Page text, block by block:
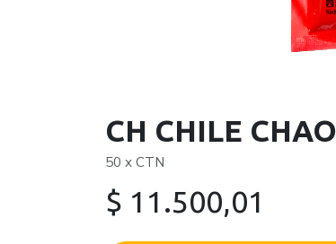
CH CHILE
50 x CTN
$ 11.500,01